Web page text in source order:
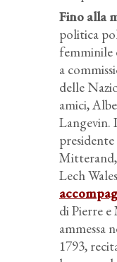
Fino alla
politica
femminile
a
delle
amici,
Langevin.
Lech
di Pierre
ammessa
1793,